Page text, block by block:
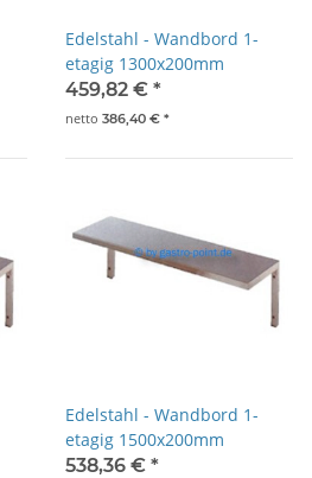
Edelstahl - Wandbord 1-
etagig 1300x200mm
459,82 € *
netto 386,40 € *
Edelstahl - Wandbord 1-
etagig 1500x200mm
538,36 € *